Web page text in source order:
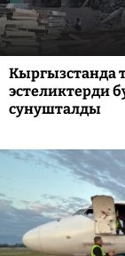
Кыргызстанда
эстеликтерди
сунушталды